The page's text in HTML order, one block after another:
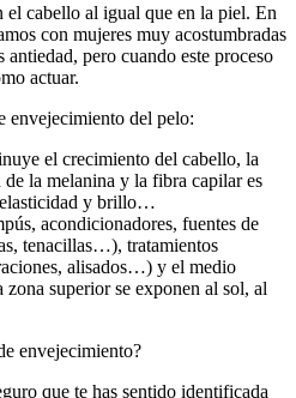
el cabello al igual que en la piel. En
con mujeres muy acostumbradas
pero cuando este proceso
actuar.
envejecimiento del pelo:
el crecimiento del cabello, la
la melanina y la fibra capilar es
elasticidad y brillo…
acondicionadores, fuentes de
tenacillas…), tratamientos
alisados…) y el medio
zona superior se exponen al sol, al
envejecimiento?
que te has sentido identificada